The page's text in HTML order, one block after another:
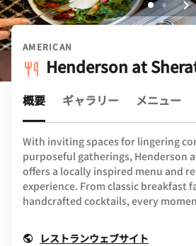
AMERICAN
Henderson at
概要 ギャラリー メニュー
With inviting spaces for lingering
purposeful gatherings, Henderson
offers a locally inspired menu and
experience. From classic breakfast
handcrafted cocktails, every
レストランウェブサイト